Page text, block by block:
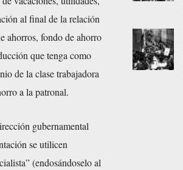
al final de la relación
ahorros, fondo de ahorro
que tenga como
de la clase trabajadora
a la patronal.
gubernamental
se utilicen
(endosándoselo al